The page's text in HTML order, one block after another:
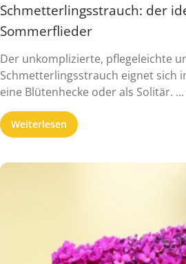
Schmetterlingsstrauch: der
Sommerflieder
Der unkomplizierte, pflegeleichte
Schmetterlingsstrauch eignet sich
eine Blütenhecke oder als Solitär. ...
Weiterlesen